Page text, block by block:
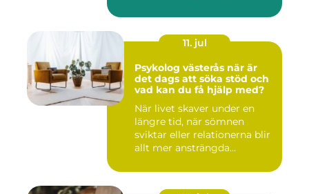
11. jul
Psykolog västerås när är
det dags att söka stöd och
vad kan du få hjälp med?
När livet skaver under en
längre tid, när sömnen
sviktar eller relationerna blir
allt mer ansträngda...